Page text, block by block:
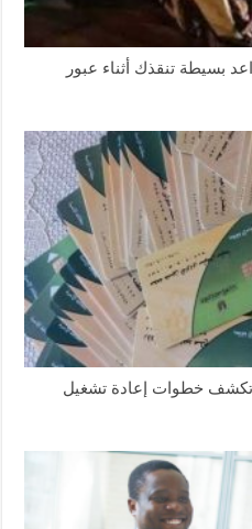
بسيطة تنقذك أثناء عبور
تكشف خطوات إعادة تشغيل